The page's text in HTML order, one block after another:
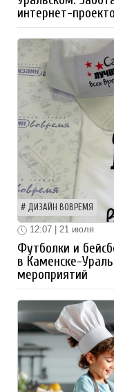
интернет-
ДИЗАЙН ВОВРЕМЯ
12:07 | 21 июля
Футболки и
в Каменске-
мероприятий